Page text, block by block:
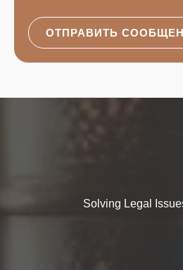
ОТПРАВИТЬ
Solving Legal